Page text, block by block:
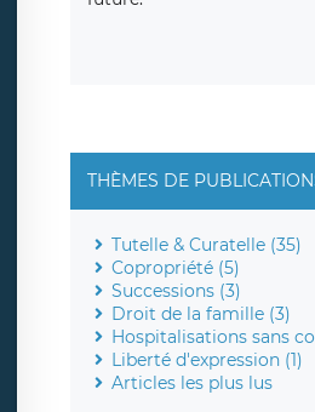
THÈMES DE
Tutelle & Curatelle (35)
Copropriété (5)
Successions (3)
Droit de la famille (3)
Hospitalisations sans
Liberté d'expression (1)
Articles les plus lus